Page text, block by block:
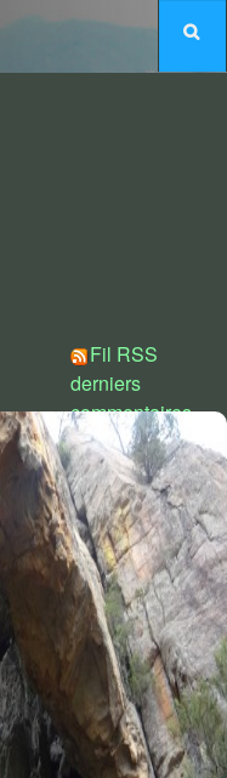
Fil RSS
derniers
commentaires